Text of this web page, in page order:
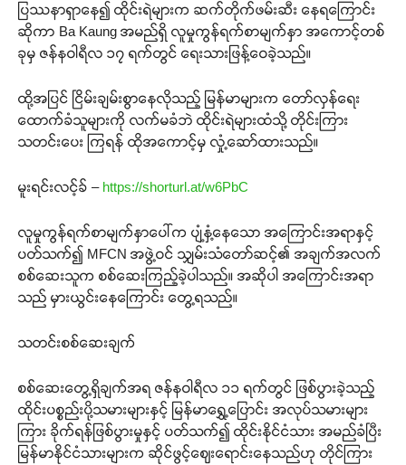
ပြဿနာရှာနေ၍ ထိုင်းရဲများက ဆက်တိုက်ဖမ်းဆီး နေရကြောင်း
ဆိုကာ Ba Kaung အမည်ရှိ လူမှုကွန်ရက်စာမျက်နှာ အကောင့်တစ်
ခုမှ ဇန်နဝါရီလ ၁၇ ရက်တွင် ရေးသားဖြန့်ဝေခဲ့သည်။
ထို့အပြင် ငြိမ်းချမ်းစွာနေလိုသည့် မြန်မာများက တော်လှန်ရေး
ထောက်ခံသူများကို လက်မခံဘဲ ထိုင်းရဲများထံသို့ တိုင်းကြား
သတင်းပေး ကြရန် ထိုအကောင့်မှ လှုံ့ဆော်ထားသည်။
မူးရင်းလင့်ခ် – https://shorturl.at/w6PbC
လူမှုကွန်ရက်စာမျက်နှာပေါ်က ပျံ့နှံ့နေသော အကြောင်းအရာနှင့်
ပတ်သက်၍ MFCN အဖွဲ့ဝင် သျှမ်းသံတော်ဆင့်၏ အချက်အလက်
စစ်ဆေးသူက စစ်ဆေးကြည့်ခဲ့ပါသည်။ အဆိုပါ အကြောင်းအရာ
သည် မှားယွင်းနေကြောင်း တွေ့ရသည်။
သတင်းစစ်ဆေးချက်
စစ်ဆေးတွေ့ရှိချက်အရ ဇန်နဝါရီလ ၁၁ ရက်တွင် ဖြစ်ပွားခဲ့သည့်
ထိုင်းပစ္စည်းပို့သမားများနှင့် မြန်မာရွှေ့ပြောင်း အလုပ်သမားများ
ကြား ခိုက်ရန်ဖြစ်ပွားမှုနှင့် ပတ်သက်၍ ထိုင်းနိုင်ငံသား အမည်ခံပြီး
မြန်မာနိုင်ငံသားများက ဆိုင်ဖွင့်ဈေးရောင်းနေသည်ဟု တိုင်ကြား